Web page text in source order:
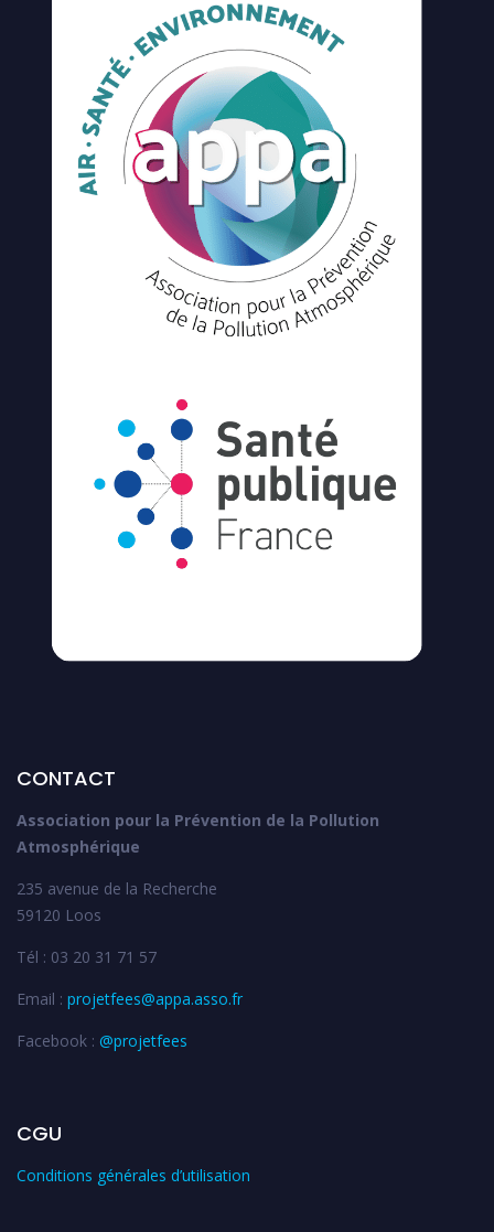
CONTACT
Association pour la Prévention de la Pollution
Atmosphérique
235 avenue de la Recherche
59120 Loos
Tél : 03 20 31 71 57
Email : projetfees@appa.asso.fr
Facebook : @projetfees
CGU
Conditions générales d’utilisation